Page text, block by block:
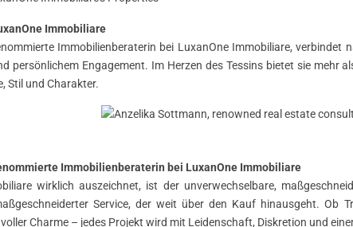
Immobiliare
Immobilienberaterin bei LuxanOne Immobiliare,
persönlichem Engagement. Im Herzen des Tessins bietet sie
Stil und Charakter.
Immobilienberaterin bei LuxanOne Immobiliare
wirklich auszeichnet, ist der unverwechselbare,
Service, der weit über den Kauf hinausgeht.
Charme – jedes Projekt wird mit Leidenschaft, Diskretion und